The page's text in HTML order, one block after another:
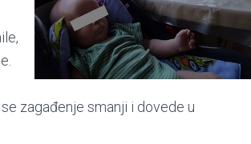
zagađenje smanji i dovede u